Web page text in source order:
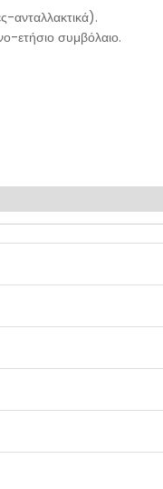
ανταλλακτικά).
ετήσιο συμβόλαιο.